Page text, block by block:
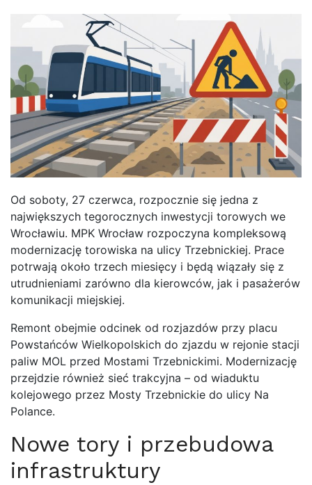
Od soboty, 27 czerwca, rozpocznie się jedna z
największych tegorocznych inwestycji torowych we
Wrocławiu. MPK Wrocław rozpoczyna kompleksową
modernizację torowiska na ulicy Trzebnickiej. Prace
potrwają około trzech miesięcy i będą wiązały się z
utrudnieniami zarówno dla kierowców, jak i pasażerów
komunikacji miejskiej.
Remont obejmie odcinek od rozjazdów przy placu
Powstańców Wielkopolskich do zjazdu w rejonie stacji
paliw MOL przed Mostami Trzebnickimi. Modernizację
przejdzie również sieć trakcyjna – od wiaduktu
kolejowego przez Mosty Trzebnickie do ulicy Na
Polance.
Nowe tory i przebudowa
infrastruktury